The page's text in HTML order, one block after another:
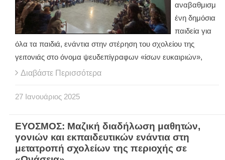
αναβαθμισμ
ένη δημόσια
παιδεία για
όλα τα παιδιά, ενάντια στην στέρηση του σχολείου της
γειτονιάς στο όνομα ψευδεπίγραφων «ίσων ευκαιριών»,
Διαβάστε Περισσότερα
27 Ιανουάριος 2025
ΕΥΟΣΜΟΣ: Μαζική διαδήλωση μαθητών,
γονιών και εκπαιδευτικών ενάντια στη
μετατροπή σχολείων της περιοχής σε